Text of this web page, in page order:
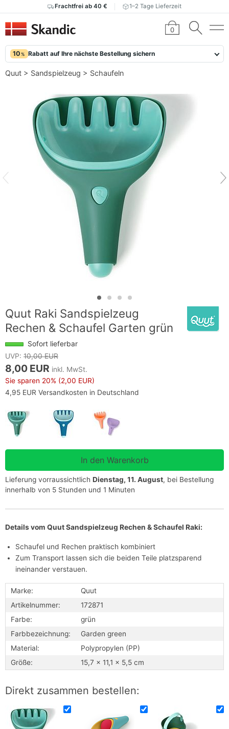
Frachtfrei ab 40 € 1–2 Tage Lieferzeit
0
10 % Rabatt auf Ihre nächste Bestellung sichern
Quut > Sandspielzeug > Schaufeln
Quut Raki Sandspielzeug
Rechen & Schaufel Garten grün
Sofort lieferbar
UVP: 10,00 EUR
8,00 EUR inkl. MwSt.
Sie sparen 20% (2,00 EUR)
4,95 EUR Versandkosten in Deutschland
Lieferung vorraussichtlich Dienstag, 11. August, bei Bestellung
innerhalb von 5 Stunden und 1 Minuten
Details vom Quut Sandspielzeug Rechen & Schaufel Raki:
Schaufel und Rechen praktisch kombiniert
Zum Transport lassen sich die beiden Teile platzsparend
ineinander verstauen.
Marke:
Quut
Artikelnummer:
172871
Farbe:
grün
Farbbezeichnung:
Garden green
Material:
Polypropylen (PP)
Größe:
15,7 x 11,1 x 5,5 cm
Direkt zusammen bestellen: